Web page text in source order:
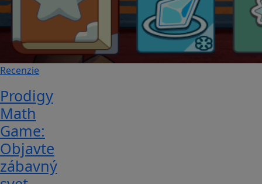
Recenzie
Prodigy
Math
Game:
Objavte
zábavný